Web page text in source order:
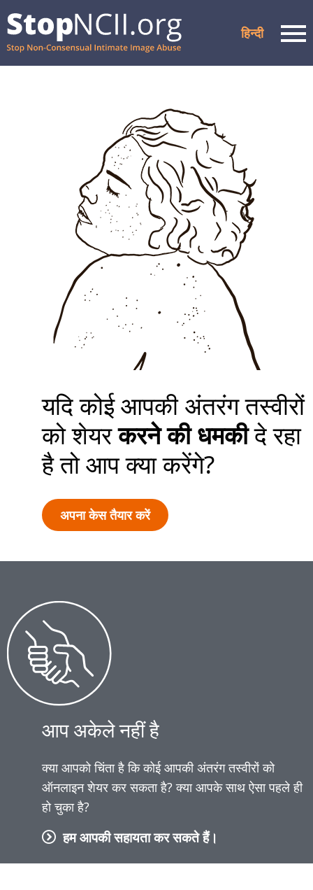
हिन्दी
यह काम किस प्रकार करता है
अपना केस तैयार करें
यदि कोई आपकी अंतरंग तस्वीरों
को शेयरकरने की धमकीदे रहा
है तो आप क्या करेंगे?
अपना केस तैयार करें
आप अकेले नहीं है
क्या आपको चिंता है कि कोई आपकी अंतरंग तस्वीरों को
ऑनलाइन शेयर कर सकता है? क्या आपके साथ ऐसा पहले ही
हो चुका है?
हम आपकी सहायता कर सकते हैं।